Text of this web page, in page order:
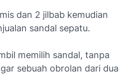
dan 2 jilbab kemudian
sandal sepatu.
memilih sandal, tanpa
sebuah obrolan dari dua